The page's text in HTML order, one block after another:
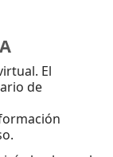
El
de